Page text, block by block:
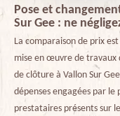
Pose et
Sur Gee : ne
La comparaison de prix
mise en œuvre de travaux
de clôture à Vallon Sur
dépenses engagées par
prestataires présents sur